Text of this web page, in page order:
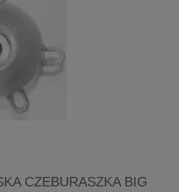
CZEBURASZKA BIG